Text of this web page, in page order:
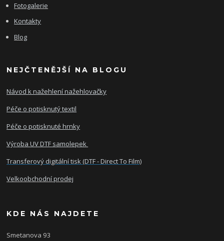
Fotogalerie
Kontakty
Blog
NEJČTENĚJŠÍ NA BLOGU
Návod k nažehlení nažehlovačky
Péče o potisknutý textil
Péče o potisknuté hrnky
Výroba UV DTF samolepek
Transferový digitální tisk (DTF - Direct To Film)
Velkoobchodní prodej
KDE NÁS NAJDETE
Smetanova 93